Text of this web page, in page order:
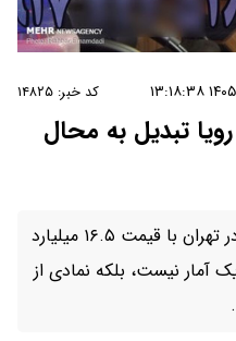
کد خبر: ۱۴۸۲۵
تبدیل به محال
۶۶ متر آپارتمان ۲۰ سال ساخت در تهران با قیمت ۱۶.۵ میلیارد
آمار نیست، بلکه نمادی از